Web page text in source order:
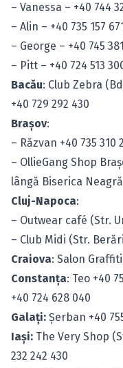
– Vanessa – +40 744
– Alin – +40 735 157
– George – +40 745
– Pitt – +40 724 513
Bacău: Club Zebra
+40 729 292 430
Braşov:
– Răzvan +40 735 310
– OllieGang Shop
lângă Biserica
Cluj-Napoca:
– Outwear café (Str.
– Club Midi (Str.
Craiova: Salon Graffiti
Constanţa: Teo +40
+40 724 628 040
Galaţi: Şerban +40
Iaşi: The Very Shop
232 242 430